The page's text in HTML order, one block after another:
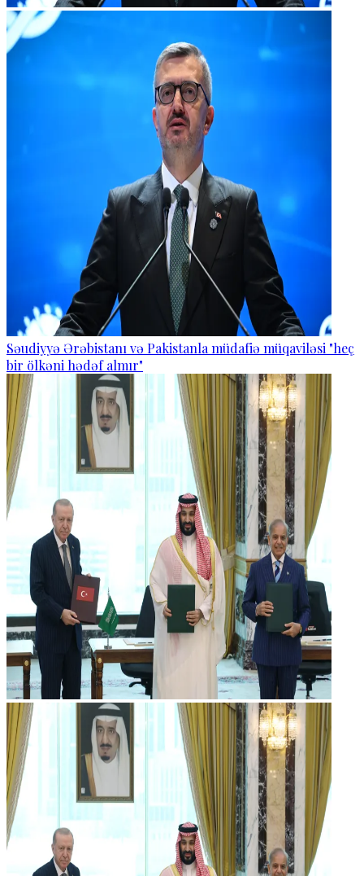
Səudiyyə Ərəbistanı və Pakistanla müdafiə müqaviləsi "heç
bir ölkəni hədəf almır"